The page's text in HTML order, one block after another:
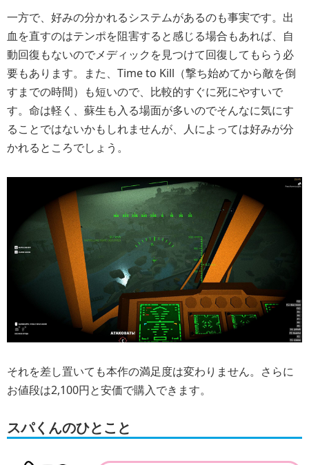
一方で、好みの分かれるシステムがあるのも事実です。出
血を直すのはテンポを阻害すると感じる場合もあれば、自
動回復もないのでメディックを見つけて回復してもらう必
要もあります。また、Time to Kill（撃ち始めてから敵を倒
すまでの時間）も短いので、比較的すぐに死にやすいで
す。命は軽く、蘇生も入る場面が多いのでそんなに気にす
ることではないかもしれませんが、人によっては好みが分
かれるところでしょう。
それを差し置いても本作の満足度は変わりません。さらに
お値段は2,100円と安価で購入できます。
スパくんのひとこと